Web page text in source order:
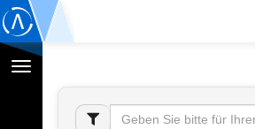
Navigation
umschalten